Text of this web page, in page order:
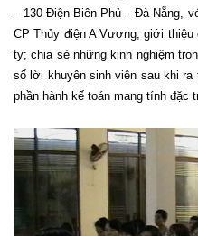
– 130 Điện Biên Phủ – Đà Nẵng,
CP Thủy điện A Vương; giới
ty; chia sẻ những kinh nghiệm
số lời khuyên sinh viên sau khi
phần hành kế toán mang tính đặc